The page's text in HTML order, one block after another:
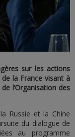
sur les actions
de la France visant à
l’Organisation des
Russie et la Chine
du dialogue de
au programme